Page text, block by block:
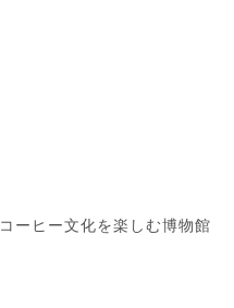
コーヒー文化を楽しむ博物館